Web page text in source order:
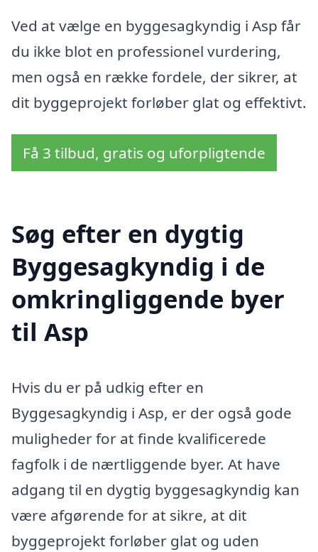
Ved at vælge en byggesagkyndig i Asp får
du ikke blot en professionel vurdering,
men også en række fordele, der sikrer, at
dit byggeprojekt forløber glat og effektivt.
Få 3 tilbud, gratis og uforpligtende
Søg efter en dygtig
Byggesagkyndig i de
omkringliggende byer
til Asp
Hvis du er på udkig efter en
Byggesagkyndig i Asp, er der også gode
muligheder for at finde kvalificerede
fagfolk i de nærtliggende byer. At have
adgang til en dygtig byggesagkyndig kan
være afgørende for at sikre, at dit
byggeprojekt forløber glat og uden